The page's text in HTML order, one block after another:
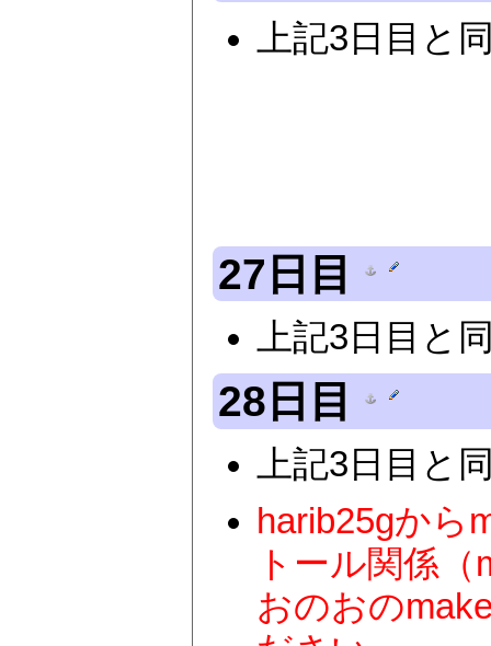
上記3日目と
27日目
上記3日目と
28日目
上記3日目と
harib25gから
トール関係
おのおの